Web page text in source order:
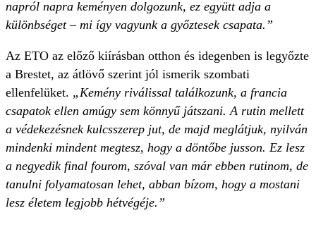
napról napra keményen dolgozunk, ez együtt adja a
különbséget – mi így vagyunk a győztesek csapata.”
Az ETO az előző kiírásban otthon és idegenben is legyőzte
a Brestet, az átlövő szerint jól ismerik szombati
ellenfelüket. „Kemény riválissal találkozunk, a francia
csapatok ellen amúgy sem könnyű játszani. A rutin mellett
a védekezésnek kulcsszerep jut, de majd meglátjuk, nyilván
mindenki mindent megtesz, hogy a döntőbe jusson. Ez lesz
a negyedik final fourom, szóval van már ebben rutinom, de
tanulni folyamatosan lehet, abban bízom, hogy a mostani
lesz életem legjobb hétvégéje.”